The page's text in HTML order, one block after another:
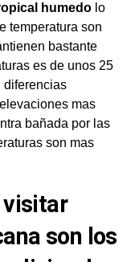
humedolo
temperatura son
bastante
es de unos 25
diferencias
mas
bañada por las
son mas
visitar
son los